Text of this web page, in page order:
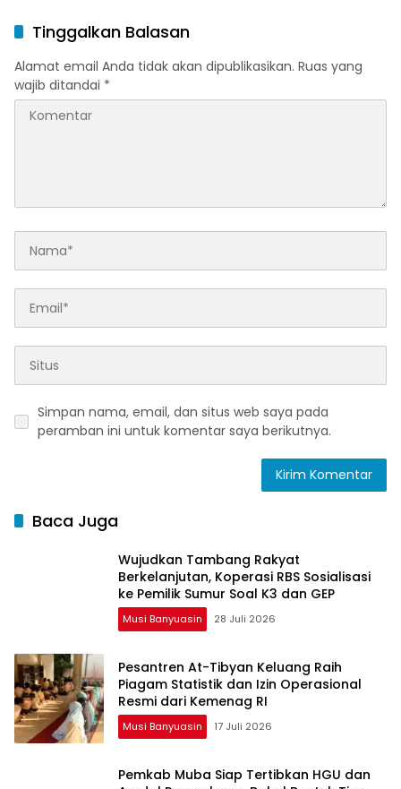
Tinggalkan Balasan
Alamat email Anda tidak akan dipublikasikan. Ruas yang
wajib ditandai *
Simpan nama, email, dan situs web saya pada
peramban ini untuk komentar saya berikutnya.
Baca Juga
Wujudkan Tambang Rakyat
Berkelanjutan, Koperasi RBS Sosialisasi
ke Pemilik Sumur Soal K3 dan GEP
Musi Banyuasin 28 Juli 2026
Pesantren At-Tibyan Keluang Raih
Piagam Statistik dan Izin Operasional
Resmi dari Kemenag RI
Musi Banyuasin 17 Juli 2026
Pemkab Muba Siap Tertibkan HGU dan